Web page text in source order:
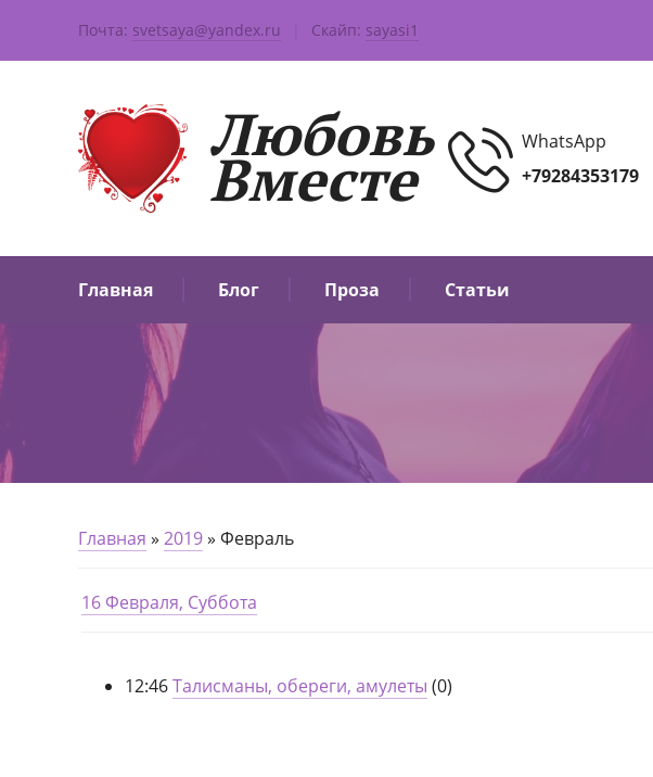
Почта: svetsaya@yandex.ru Скайп: sayasi1
Любовь
Вместе
WhatsApp
+79284353179
Главная Блог Проза Статьи
Главная » 2019» Февраль
16 Февраля, Суббота
12:46Талисманы, обереги, амулеты (0)